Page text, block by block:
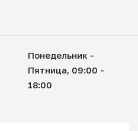
Понедельник -
Пятница, 09:00 -
18:00